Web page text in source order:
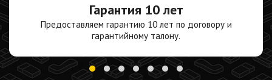
Гарантия 10 лет
Предоставляем гарантию 10 лет по договору и
гарантийному талону.